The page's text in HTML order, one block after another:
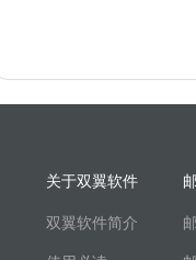
关于双翼软件
双翼软件简介